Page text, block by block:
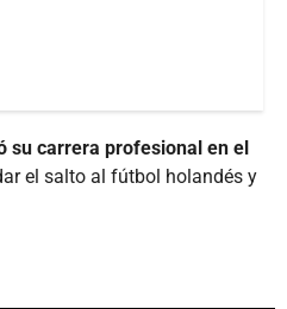
su carrera profesional en el
el salto al fútbol holandés y